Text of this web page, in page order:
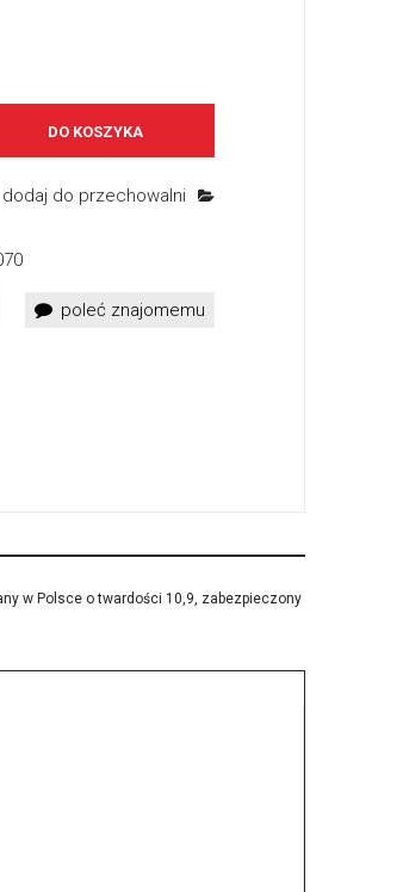
DO KOSZYKA
dodaj do przechowalni
poleć znajomemu
w Polsce o twardości 10,9, zabezpieczony